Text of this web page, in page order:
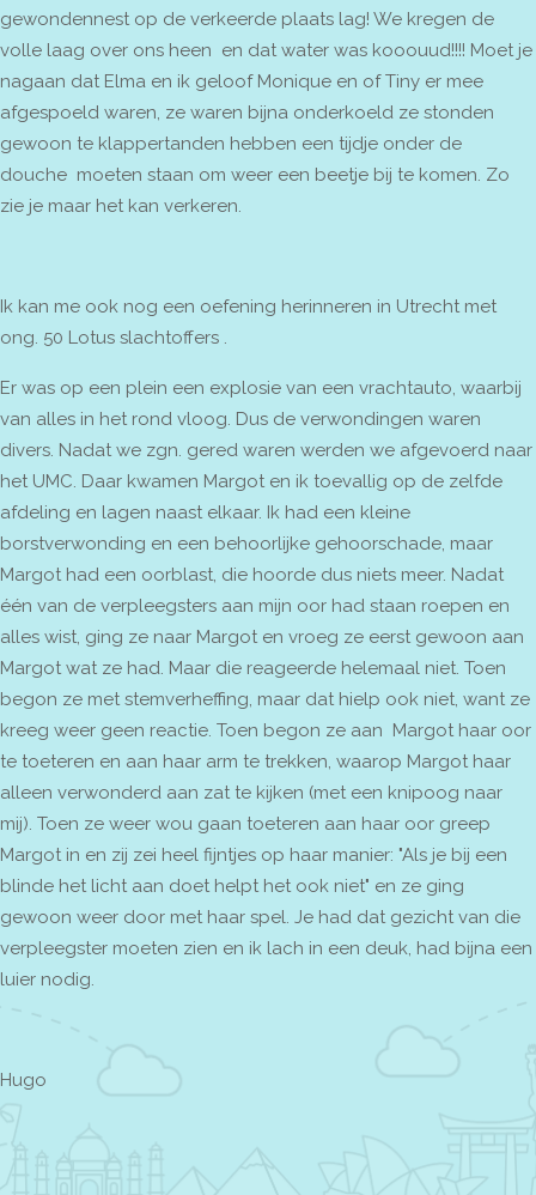
gewondennest op de verkeerde plaats lag! We kregen de
volle laag over ons heen en dat water was kooouud!!!! Moet je
nagaan dat Elma en ik geloof Monique en of Tiny er mee
afgespoeld waren, ze waren bijna onderkoeld ze stonden
gewoon te klappertanden hebben een tijdje onder de
douche moeten staan om weer een beetje bij te komen. Zo
zie je maar het kan verkeren.
Ik kan me ook nog een oefening herinneren in Utrecht met
ong. 50 Lotus slachtoffers .
Er was op een plein een explosie van een vrachtauto, waarbij
van alles in het rond vloog. Dus de verwondingen waren
divers. Nadat we zgn. gered waren werden we afgevoerd naar
het UMC. Daar kwamen Margot en ik toevallig op de zelfde
afdeling en lagen naast elkaar. Ik had een kleine
borstverwonding en een behoorlijke gehoorschade, maar
Margot had een oorblast, die hoorde dus niets meer. Nadat
één van de verpleegsters aan mijn oor had staan roepen en
alles wist, ging ze naar Margot en vroeg ze eerst gewoon aan
Margot wat ze had. Maar die reageerde helemaal niet. Toen
begon ze met stemverheffing, maar dat hielp ook niet, want ze
kreeg weer geen reactie. Toen begon ze aan Margot haar oor
te toeteren en aan haar arm te trekken, waarop Margot haar
alleen verwonderd aan zat te kijken (met een knipoog naar
mij). Toen ze weer wou gaan toeteren aan haar oor greep
Margot in en zij zei heel fijntjes op haar manier: "Als je bij een
blinde het licht aan doet helpt het ook niet" en ze ging
gewoon weer door met haar spel. Je had dat gezicht van die
verpleegster moeten zien en ik lach in een deuk, had bijna een
luier nodig.
Hugo